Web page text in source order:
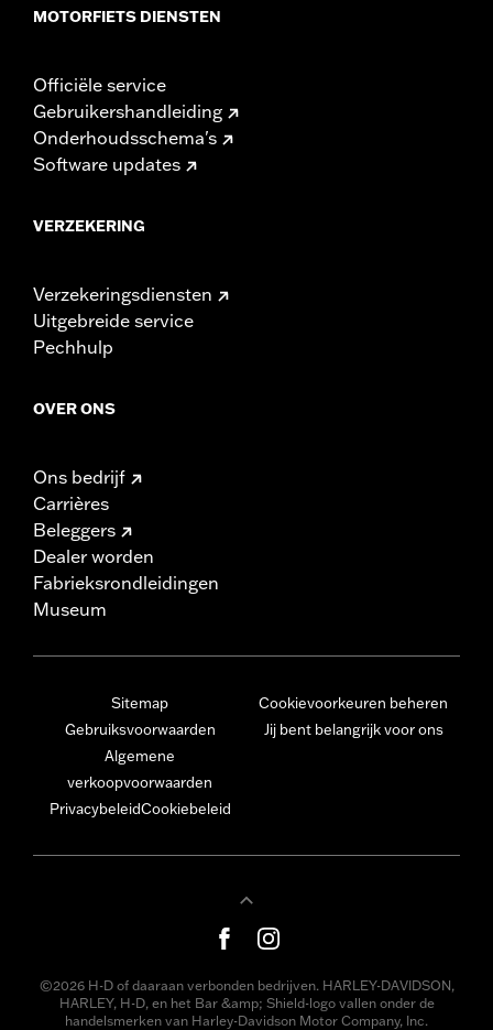
gereguleerd. Controleer lokale wetgeving om te
MOTORFIETS DIENSTEN
Officiële service
Gebruikershandleiding
Onderhoudsschema's
Software updates
VERZEKERING
Verzekeringsdiensten
Uitgebreide service
Pechhulp
OVER ONS
Ons bedrijf
Carrières
Beleggers
Dealer worden
Fabrieksrondleidingen
Museum
Sitemap
Gebruiksvoorwaarden
Algemene
verkoopvoorwaarden
PrivacybeleidCookiebeleid
Cookievoorkeuren beheren
Jij bent belangrijk voor ons
©2026 H-D of daaraan verbonden bedrijven. HARLEY-DAVIDSON,
HARLEY, H-D, en het Bar &amp; Shield-logo vallen onder de
handelsmerken van Harley-Davidson Motor Company, Inc.